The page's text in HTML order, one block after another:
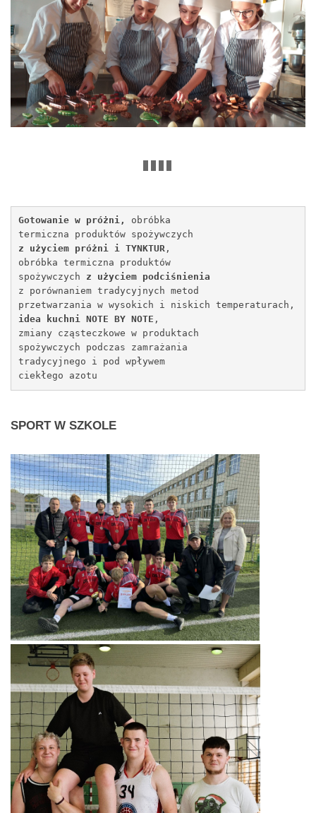
Gotowanie w próżni, obróbka
termiczna produktów spożywczych
z użyciem próżni i TYNKTUR,
obróbka termiczna produktów
spożywczych z użyciem podciśnienia
z porównaniem tradycyjnych metod
przetwarzania w wysokich i niskich temperaturach,
idea kuchni NOTE BY NOTE ,
zmiany cząsteczkowe w produktach
spożywczych podczas zamrażania
tradycyjnego i pod wpływem
ciekłego azotu
SPORTW SZKOLE